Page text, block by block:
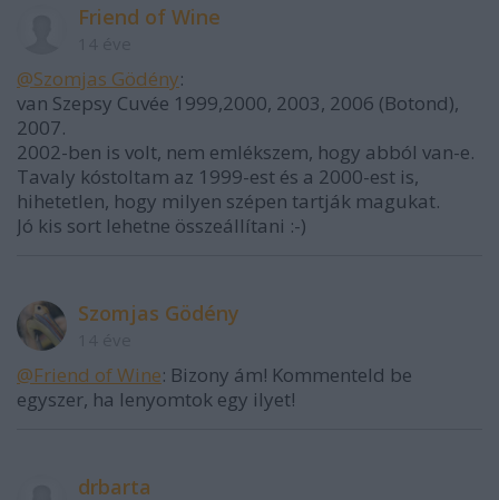
Friend of Wine
@Szomjas Gödény:
van Szepsy Cuvée 1999,2000, 2003, 2006 (Botond),
2007.
2002-ben is volt, nem emlékszem, hogy abból van-e.
Tavaly kóstoltam az 1999-est és a 2000-est is,
hihetetlen, hogy milyen szépen tartják magukat.
Jó kis sort lehetne összeállítani :-)
Szomjas Gödény
@Friend of Wine: Bizony ám! Kommenteld be
egyszer, ha lenyomtok egy ilyet!
drbarta